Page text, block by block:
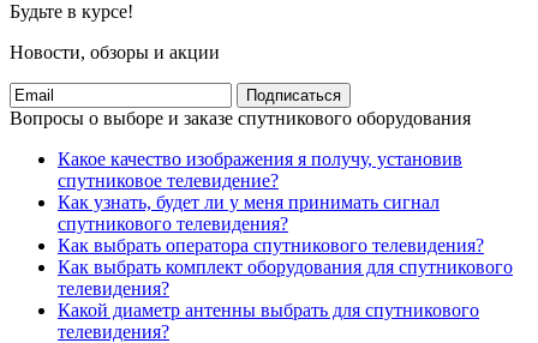
Будьте в курсе!
Новости, обзоры и акции
Подписаться
Вопросы о выборе и заказе спутникового оборудования
Какое качество изображения я получу, установив
спутниковое телевидение?
Как узнать, будет ли у меня принимать сигнал
спутникового телевидения?
Как выбрать оператора спутникового телевидения?
Как выбрать комплект оборудования для спутникового
телевидения?
Какой диаметр антенны выбрать для спутникового
телевидения?